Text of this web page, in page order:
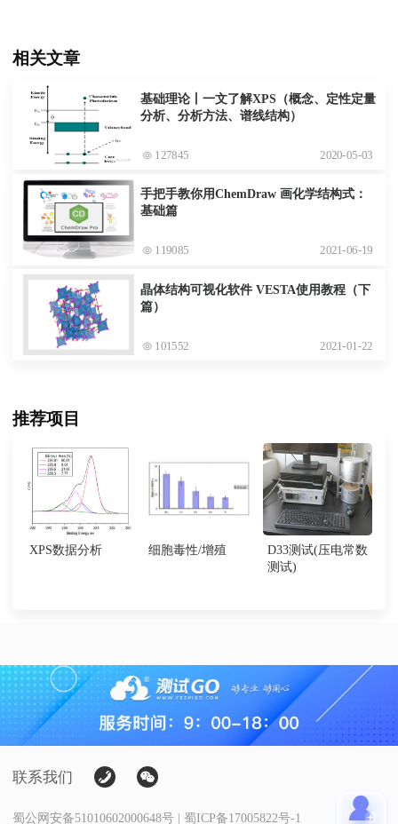
相关文章
基础理论丨一文了解XPS（概念、定性定量
分析、分析方法、谱线结构）
127845 2020-05-03
手把手教你用ChemDraw 画化学结构式：
基础篇
119085 2021-06-19
晶体结构可视化软件 VESTA使用教程（下
篇）
101552 2021-01-22
推荐项目
XPS数据分析 细胞毒性/增殖
D33测试(压电常数
测试)
联系我们
蜀公网安备51010602000648号 | 蜀ICP备17005822号-1